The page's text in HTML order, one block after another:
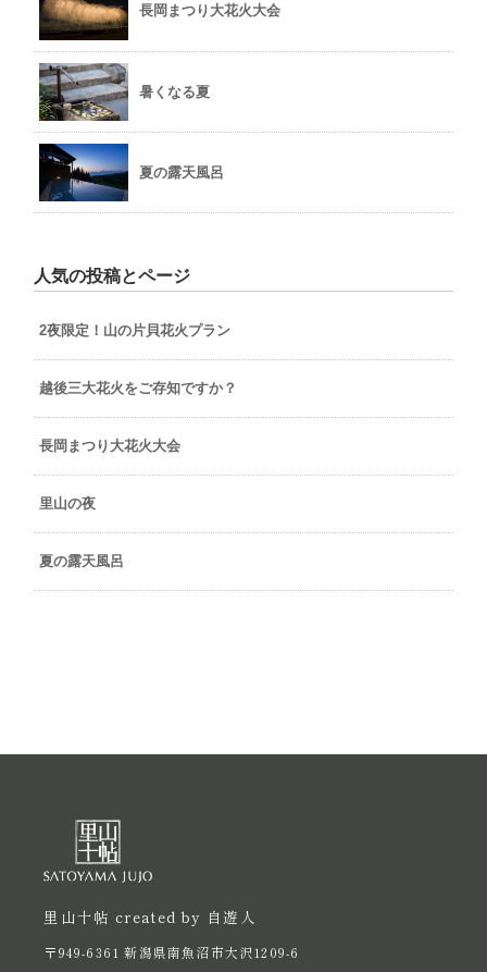
長岡まつり大花火大会
暑くなる夏
夏の露天風呂
人気の投稿とページ
2夜限定！山の片貝花火プラン
越後三大花火をご存知ですか？
長岡まつり大花火大会
里山の夜
夏の露天風呂
里山十帖 created by 自遊人
〒949-6361 新潟県南魚沼市大沢1209-6